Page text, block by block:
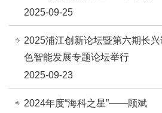
2025-09-25
2025浦江创新论坛暨第六期长
色智能发展专题论坛举行
2025-09-23
2024年度“海科之星”——顾斌